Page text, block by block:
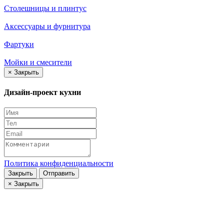
Столешницы и плинтус
Аксессуары и фурнитура
Фартуки
Мойки и смесители
× Закрыть
Дизайн-проект кухни
Политика конфиденциальности
Закрыть
Отправить
× Закрыть